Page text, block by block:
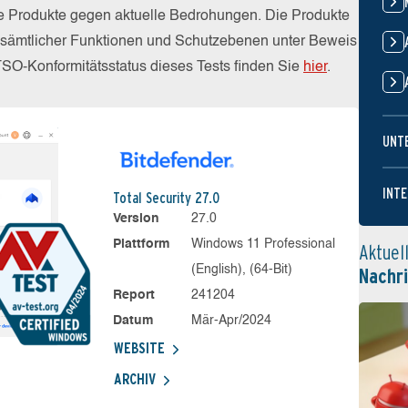
Produkte gegen aktuelle Bedrohungen. Die Produkte
Funktionen und Schutzebenen unter Beweis
Konformitätsstatus dieses Tests finden Sie hier.
Total Security 27.0
Version
27.0
Plattform
Windows 11 Professional
(English), (64-Bit)
Report
241204
Datum
Mär-Apr/2024
WEBSITE
ARCHIV